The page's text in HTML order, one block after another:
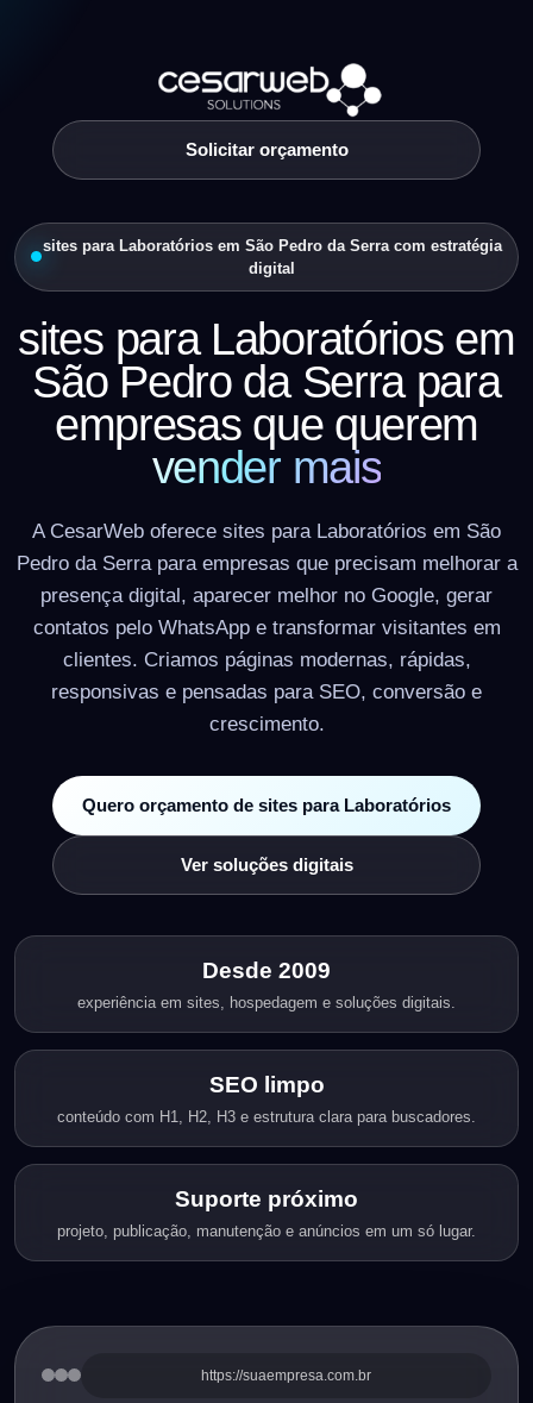
Solicitar orçamento
sites para Laboratórios em São Pedro da Serra com estratégia
digital
sites para Laboratórios em
São Pedro da Serra para
empresas que querem
vender mais
A CesarWeb oferece sites para Laboratórios em São
Pedro da Serra para empresas que precisam melhorar a
presença digital, aparecer melhor no Google, gerar
contatos pelo WhatsApp e transformar visitantes em
clientes. Criamos páginas modernas, rápidas,
responsivas e pensadas para SEO, conversão e
crescimento.
Quero orçamento de sites para Laboratórios
Ver soluções digitais
Desde 2009
experiência em sites, hospedagem e soluções digitais.
SEO limpo
conteúdo com H1, H2, H3 e estrutura clara para buscadores.
Suporte próximo
projeto, publicação, manutenção e anúncios em um só lugar.
https://suaempresa.com.br